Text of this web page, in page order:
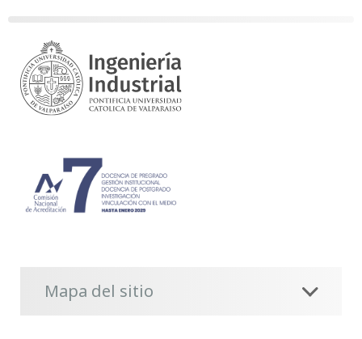
Mapa del sitio